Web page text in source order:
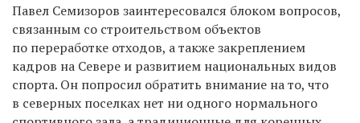
Павел Семизоров заинтересовался блоком вопросов,
связанным со строительством объектов
по переработке отходов, а также закреплением
кадров на Севере и развитием национальных видов
спорта. Он попросил обратить внимание на то, что
в северных поселках нет ни одного нормального